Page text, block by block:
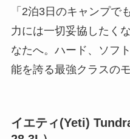
「2泊3日のキャンプで
力には一切妥協したく
なたへ。ハード、ソフ
能を誇る最強クラスの
イエティ(Yeti)